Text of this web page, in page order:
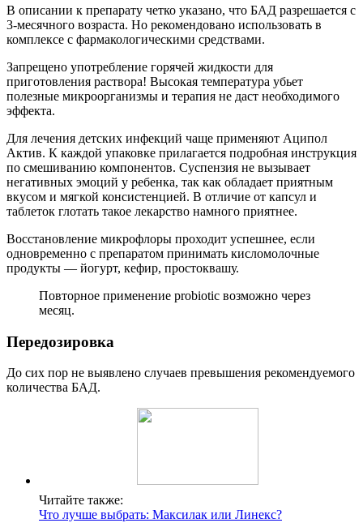
В описании к препарату четко указано, что БАД разрешается с
3-месячного возраста. Но рекомендовано использовать в
комплексе с фармакологическими средствами.
Запрещено употребление горячей жидкости для
приготовления раствора! Высокая температура убьет
полезные микроорганизмы и терапия не даст необходимого
эффекта.
Для лечения детских инфекций чаще применяют Аципол
Актив. К каждой упаковке прилагается подробная инструкция
по смешиванию компонентов. Суспензия не вызывает
негативных эмоций у ребенка, так как обладает приятным
вкусом и мягкой консистенцией. В отличие от капсул и
таблеток глотать такое лекарство намного приятнее.
Восстановление микрофлоры проходит успешнее, если
одновременно с препаратом принимать кисломолочные
продукты — йогурт, кефир, простоквашу.
Повторное применение probiotic возможно через
месяц.
Передозировка
До сих пор не выявлено случаев превышения рекомендуемого
количества БАД.
Читайте также:
Что лучше выбрать: Максилак или Линекс?